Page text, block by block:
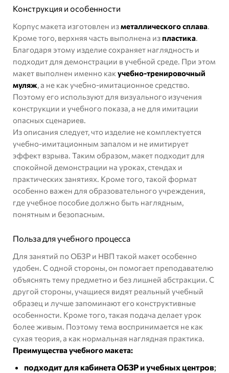
Конструкция и особенности
Корпус макета изготовлен изметаллического сплава.
Кроме того, верхняя часть выполнена изпластика.
Благодаря этому изделие сохраняет наглядность и
подходит для демонстрации в учебной среде. При этом
макет выполнен именно как учебно-тренировочный
муляж, а не как учебно-имитационное средство.
Поэтому его используют для визуального изучения
конструкции и учебного показа, а не для имитации
опасных сценариев.
Из описания следует, что изделие не комплектуется
учебно-имитационным запалом и не имитирует
эффект взрыва. Таким образом, макет подходит для
спокойной демонстрации на уроках, стендах и
практических занятиях. Кроме того, такой формат
особенно важен для образовательного учреждения,
где учебное пособие должно быть наглядным,
понятным и безопасным.
Польза для учебного процесса
Для занятий по ОБЗР и НВП такой макет особенно
удобен. С одной стороны, он помогает преподавателю
объяснять тему предметно и без лишней абстракции. С
другой стороны, учащиеся видят реальный учебный
образец и лучше запоминают его конструктивные
особенности. Кроме того, такая подача делает урок
более живым. Поэтому тема воспринимается не как
сухая теория, а как нормальная наглядная практика.
Преимущества учебного макета:
подходит для кабинета ОБЗР и учебных центров;